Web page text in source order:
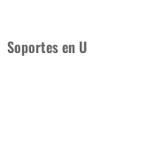
Soportes en U